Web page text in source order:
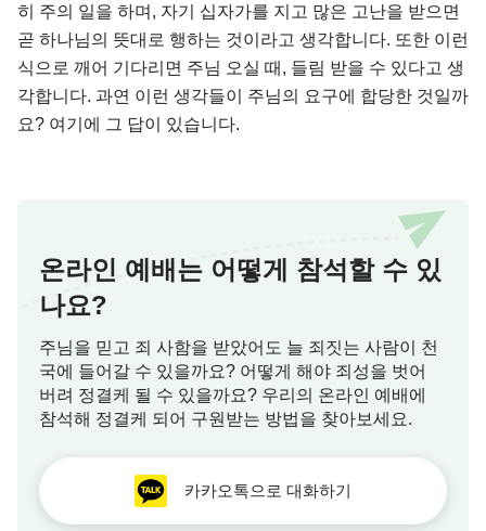
히 주의 일을 하며, 자기 십자가를 지고 많은 고난을 받으면
곧 하나님의 뜻대로 행하는 것이라고 생각합니다. 또한 이런
식으로 깨어 기다리면 주님 오실 때, 들림 받을 수 있다고 생
각합니다. 과연 이런 생각들이 주님의 요구에 합당한 것일까
요? 여기에 그 답이 있습니다.
온라인 예배는 어떻게 참석할 수 있
나요?
주님을 믿고 죄 사함을 받았어도 늘 죄짓는 사람이 천
국에 들어갈 수 있을까요? 어떻게 해야 죄성을 벗어
버려 정결케 될 수 있을까요? 우리의 온라인 예배에
참석해 정결케 되어 구원받는 방법을 찾아보세요.
카카오톡으로 대화하기